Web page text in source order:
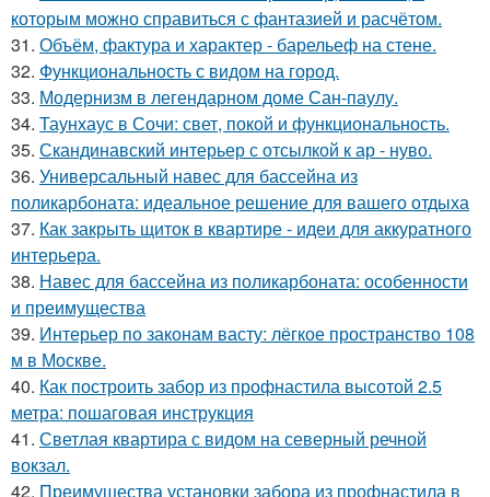
которым можно справиться с фантазией и расчётом.
31. Объём, фактура и характер - барельеф на стене.
32. Функциональность с видом на город.
33. Модернизм в легендарном доме Сан-паулу.
34. Таунхаус в Сочи: свет, покой и функциональность.
35. Скандинавский интерьер с отсылкой к ар - нуво.
36. Универсальный навес для бассейна из
поликарбоната: идеальное решение для вашего отдыха
37. Как закрыть щиток в квартире - идеи для аккуратного
интерьера.
38. Навес для бассейна из поликарбоната: особенности
и преимущества
39. Интерьер по законам васту: лёгкое пространство 108
м в Москве.
40. Как построить забор из профнастила высотой 2.5
метра: пошаговая инструкция
41. Светлая квартира с видом на северный речной
вокзал.
42. Преимущества установки забора из профнастила в